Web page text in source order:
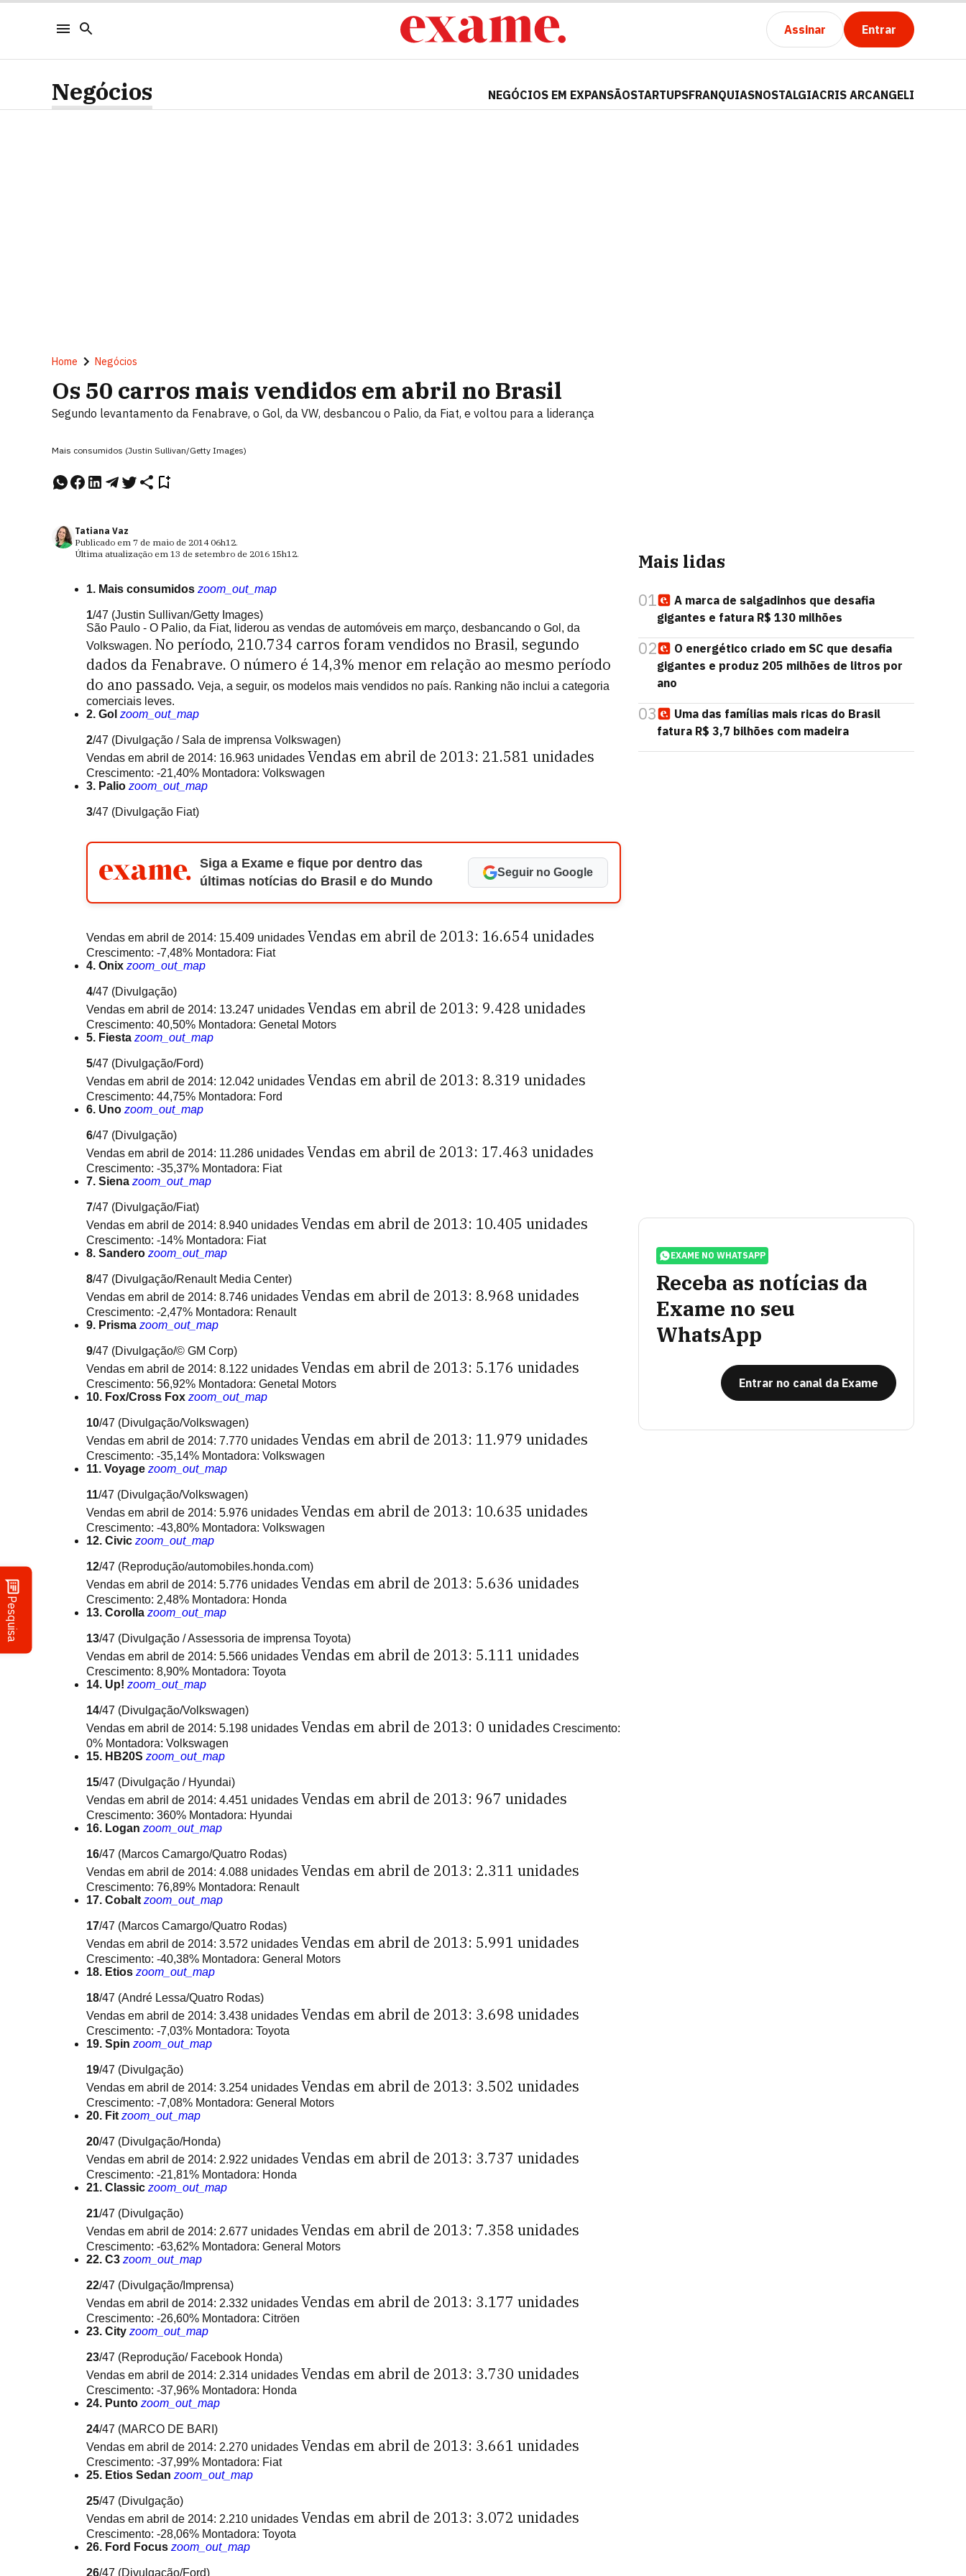
Assinar Entrar
Pesquisa
Negócios NEGÓCIOS EM EXPANSÃOSTARTUPSFRANQUIASNOSTALGIACRIS ARCANGELI
Home Negócios
Os 50 carros mais vendidos em abril no Brasil
Segundo levantamento da Fenabrave, o Gol, da VW, desbancou o Palio, da Fiat, e voltou para a liderança
Mais consumidos (Justin Sullivan/Getty Images)
Tatiana Vaz
Publicado em 7 de maio de 2014 06h12.
Última atualização em 13 de setembro de 2016 15h12.
1. Mais consumidos zoom_out_map
1/47 (Justin Sullivan/Getty Images)
São Paulo - O Palio, da Fiat, liderou as vendas de automóveis em março, desbancando o Gol, da
Volkswagen. No período, 210.734 carros foram vendidos no Brasil, segundo
dados da Fenabrave. O número é 14,3% menor em relação ao mesmo período
do ano passado. Veja, a seguir, os modelos mais vendidos no país. Ranking não inclui a categoria
comerciais leves.
2. Gol zoom_out_map
2/47 (Divulgação / Sala de imprensa Volkswagen)
Vendas em abril de 2014: 16.963 unidades Vendas em abril de 2013: 21.581 unidades
Crescimento: -21,40% Montadora: Volkswagen
3. Palio zoom_out_map
3/47 (Divulgação Fiat)
Siga a Exame e fique por dentro das
últimas notícias do Brasil e do Mundo
Seguir no Google
Vendas em abril de 2014: 15.409 unidades Vendas em abril de 2013: 16.654 unidades
Crescimento: -7,48% Montadora: Fiat
4. Onix zoom_out_map
4/47 (Divulgação)
Vendas em abril de 2014: 13.247 unidades Vendas em abril de 2013: 9.428 unidades
Crescimento: 40,50% Montadora: Genetal Motors
5. Fiesta zoom_out_map
5/47 (Divulgação/Ford)
Vendas em abril de 2014: 12.042 unidades Vendas em abril de 2013: 8.319 unidades
Crescimento: 44,75% Montadora: Ford
6. Uno zoom_out_map
6/47 (Divulgação)
Vendas em abril de 2014: 11.286 unidades Vendas em abril de 2013: 17.463 unidades
Crescimento: -35,37% Montadora: Fiat
7. Siena zoom_out_map
7/47 (Divulgação/Fiat)
Vendas em abril de 2014: 8.940 unidades Vendas em abril de 2013: 10.405 unidades
Crescimento: -14% Montadora: Fiat
8. Sandero zoom_out_map
8/47 (Divulgação/Renault Media Center)
Vendas em abril de 2014: 8.746 unidades Vendas em abril de 2013: 8.968 unidades
Crescimento: -2,47% Montadora: Renault
9. Prisma zoom_out_map
9/47 (Divulgação/© GM Corp)
Vendas em abril de 2014: 8.122 unidades Vendas em abril de 2013: 5.176 unidades
Crescimento: 56,92% Montadora: Genetal Motors
10. Fox/Cross Fox zoom_out_map
10/47 (Divulgação/Volkswagen)
Vendas em abril de 2014: 7.770 unidades Vendas em abril de 2013: 11.979 unidades
Crescimento: -35,14% Montadora: Volkswagen
11. Voyage zoom_out_map
11/47 (Divulgação/Volkswagen)
Vendas em abril de 2014: 5.976 unidades Vendas em abril de 2013: 10.635 unidades
Crescimento: -43,80% Montadora: Volkswagen
12. Civic zoom_out_map
12/47 (Reprodução/automobiles.honda.com)
Vendas em abril de 2014: 5.776 unidades Vendas em abril de 2013: 5.636 unidades
Crescimento: 2,48% Montadora: Honda
13. Corolla zoom_out_map
13/47 (Divulgação / Assessoria de imprensa Toyota)
Vendas em abril de 2014: 5.566 unidades Vendas em abril de 2013: 5.111 unidades
Crescimento: 8,90% Montadora: Toyota
14. Up! zoom_out_map
14/47 (Divulgação/Volkswagen)
Vendas em abril de 2014: 5.198 unidades Vendas em abril de 2013: 0 unidades Crescimento:
0% Montadora: Volkswagen
15. HB20S zoom_out_map
15/47 (Divulgação / Hyundai)
Vendas em abril de 2014: 4.451 unidades Vendas em abril de 2013: 967 unidades
Crescimento: 360% Montadora: Hyundai
16. Logan zoom_out_map
16/47 (Marcos Camargo/Quatro Rodas)
Vendas em abril de 2014: 4.088 unidades Vendas em abril de 2013: 2.311 unidades
Crescimento: 76,89% Montadora: Renault
17. Cobalt zoom_out_map
17/47 (Marcos Camargo/Quatro Rodas)
Vendas em abril de 2014: 3.572 unidades Vendas em abril de 2013: 5.991 unidades
Crescimento: -40,38% Montadora: General Motors
18. Etios zoom_out_map
18/47 (André Lessa/Quatro Rodas)
Vendas em abril de 2014: 3.438 unidades Vendas em abril de 2013: 3.698 unidades
Crescimento: -7,03% Montadora: Toyota
19. Spin zoom_out_map
19/47 (Divulgação)
Vendas em abril de 2014: 3.254 unidades Vendas em abril de 2013: 3.502 unidades
Crescimento: -7,08% Montadora: General Motors
20. Fit zoom_out_map
20/47 (Divulgação/Honda)
Vendas em abril de 2014: 2.922 unidades Vendas em abril de 2013: 3.737 unidades
Crescimento: -21,81% Montadora: Honda
21. Classic zoom_out_map
21/47 (Divulgação)
Vendas em abril de 2014: 2.677 unidades Vendas em abril de 2013: 7.358 unidades
Crescimento: -63,62% Montadora: General Motors
22. C3 zoom_out_map
22/47 (Divulgação/Imprensa)
Vendas em abril de 2014: 2.332 unidades Vendas em abril de 2013: 3.177 unidades
Crescimento: -26,60% Montadora: Citröen
23. City zoom_out_map
23/47 (Reprodução/ Facebook Honda)
Vendas em abril de 2014: 2.314 unidades Vendas em abril de 2013: 3.730 unidades
Crescimento: -37,96% Montadora: Honda
24. Punto zoom_out_map
24/47 (MARCO DE BARI)
Vendas em abril de 2014: 2.270 unidades Vendas em abril de 2013: 3.661 unidades
Crescimento: -37,99% Montadora: Fiat
25. Etios Sedan zoom_out_map
25/47 (Divulgação)
Vendas em abril de 2014: 2.210 unidades Vendas em abril de 2013: 3.072 unidades
Crescimento: -28,06% Montadora: Toyota
26. Ford Focus zoom_out_map
26/47 (Divulgação/Ford)
Mais lidas
01
A marca de salgadinhos que desafia
gigantes e fatura R$ 130 milhões
02
O energético criado em SC que desafia
gigantes e produz 205 milhões de litros por
ano
03
Uma das famílias mais ricas do Brasil
fatura R$ 3,7 bilhões com madeira
EXAME NO WHATSAPP
Receba as notícias da
Exame no seu
WhatsApp
Entrar no canal da Exame